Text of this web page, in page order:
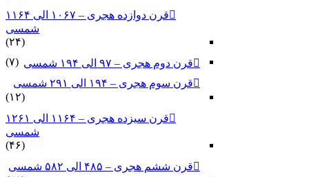
قرن دوازده هجری – ۱۰۶۷ الی ۱۱۶۴
شمسی
(۲۴)
قرن دوم هجری – ۹۷ الی ۱۹۴ شمسی
(۷)
قرن سوم هجری – ۱۹۴ الی ۲۹۱ شمسی
(۱۲)
قرن سیزده هجری – ۱۱۶۴ الی ۱۲۶۱
شمسی
(۴۶)
قرن ششم هجری – ۴۸۵ الی ۵۸۲ شمسی